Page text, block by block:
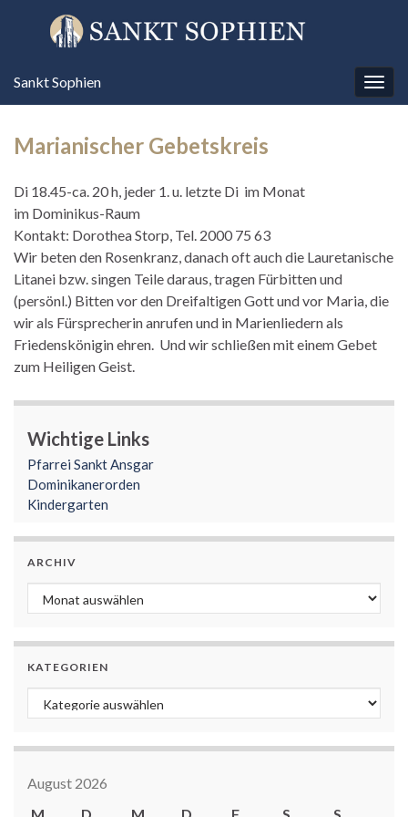
Sankt Sophien
Marianischer Gebetskreis
Di 18.45-ca. 20 h, jeder 1. u. letzte Di im Monat
im Dominikus-Raum
Kontakt: Dorothea Storp, Tel. 2000 75 63
Wir beten den Rosenkranz, danach oft auch die Lauretanische
Litanei bzw. singen Teile daraus, tragen Fürbitten und
(persönl.) Bitten vor den Dreifaltigen Gott und vor Maria, die
wir als Fürsprecherin anrufen und in Marienliedern als
Friedenskönigin ehren. Und wir schließen mit einem Gebet
zum Heiligen Geist.
Wichtige Links
Pfarrei Sankt Ansgar
Dominikanerorden
Kindergarten
ARCHIV
Archiv
KATEGORIEN
Kategorien
August 2026